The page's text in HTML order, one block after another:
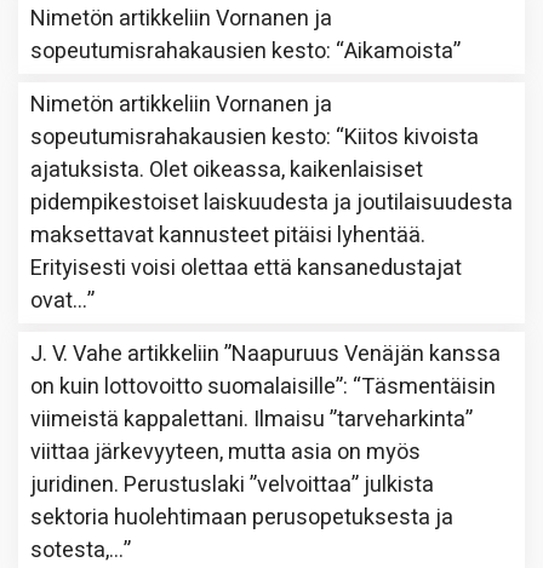
Nimetön artikkeliinVornanen ja
sopeutumisrahakausien kesto: “Aikamoista”
Nimetön artikkeliinVornanen ja
sopeutumisrahakausien kesto: “Kiitos kivoista
ajatuksista. Olet oikeassa, kaikenlaisiset
pidempikestoiset laiskuudesta ja joutilaisuudesta
maksettavat kannusteet pitäisi lyhentää.
Erityisesti voisi olettaa että kansanedustajat
ovat…”
J. V. Vahe artikkeliin”Naapuruus Venäjän kanssa
on kuin lottovoitto suomalaisille”: “Täsmentäisin
viimeistä kappalettani. Ilmaisu ”tarveharkinta”
viittaa järkevyyteen, mutta asia on myös
juridinen. Perustuslaki ”velvoittaa” julkista
sektoria huolehtimaan perusopetuksesta ja
sotesta,…”